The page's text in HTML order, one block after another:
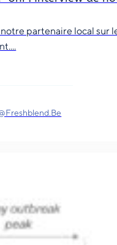
partenaire local sur